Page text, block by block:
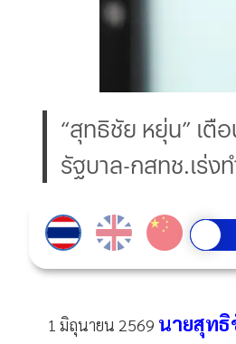
“สุทธิชัย หยุ่น” เตื
รัฐบาล-กสทช.เร่ง
1 มิถุนายน 2569 นายสุทธิ